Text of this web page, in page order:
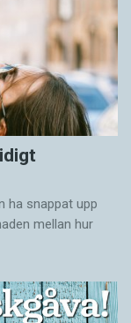
ha snappat upp
mellan hur